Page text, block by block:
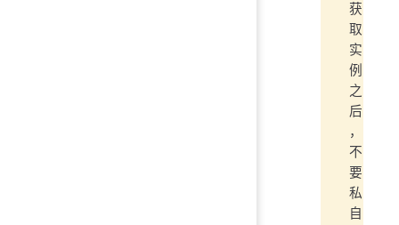
获
取
实
例
之
后
，
不
要
私
自